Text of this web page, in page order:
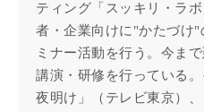
ティング「スッキリ・ラ
者・企業向けに"かたづけ
ミナー活動を行う。今ま
講演・研修を行っている
夜明け」（テレビ東京）